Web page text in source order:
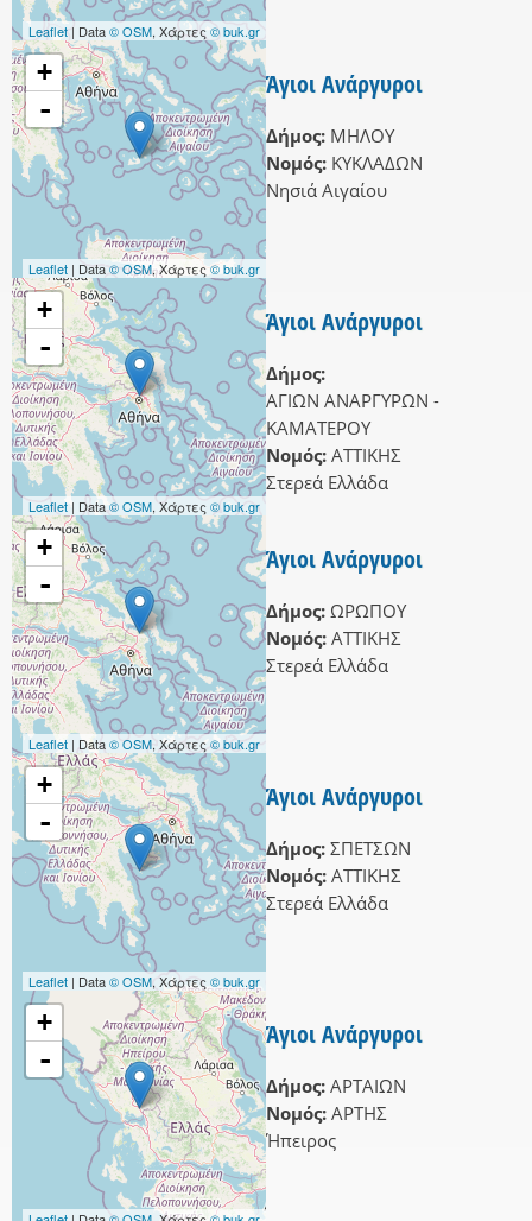
Leaflet | Data© OSM, Χάρτες© buk.gr
+
-
Leaflet | Data© OSM, Χάρτες © buk.gr
Άγιοι Ανάργυροι
Δήμος: ΜΗΛΟΥ
Νομός: ΚΥΚΛΑΔΩΝ
Νησιά Αιγαίου
+
-
Leaflet | Data© OSM, Χάρτες © buk.gr
Άγιοι Ανάργυροι
Δήμος:
ΑΓΙΩΝ ΑΝΑΡΓΥΡΩΝ -
ΚΑΜΑΤΕΡΟΥ
Νομός: ΑΤΤΙΚΗΣ
Στερεά Ελλάδα
+
-
Leaflet | Data© OSM, Χάρτες© buk.gr
Άγιοι Ανάργυροι
Δήμος: ΩΡΩΠΟΥ
Νομός: ΑΤΤΙΚΗΣ
Στερεά Ελλάδα
+
-
Leaflet | Data© OSM, Χάρτες © buk.gr
Άγιοι Ανάργυροι
Δήμος: ΣΠΕΤΣΩΝ
Νομός: ΑΤΤΙΚΗΣ
Στερεά Ελλάδα
+
-
Άγιοι Ανάργυροι
Δήμος: ΑΡΤΑΙΩΝ
Νομός: ΑΡΤΗΣ
Ήπειρος